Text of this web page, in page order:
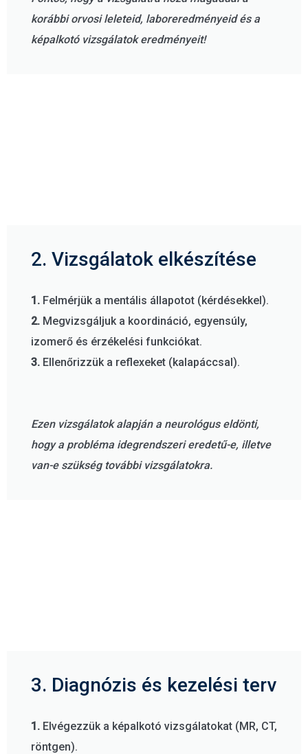
korábbi orvosi leleteid, laboreredményeid és a
képalkotó vizsgálatok eredményeit!
2. Vizsgálatok elkészítése
1. Felmérjük a mentális állapotot (kérdésekkel).
2. Megvizsgáljuk a koordináció, egyensúly,
izomerő és érzékelési funkciókat.
3. Ellenőrizzük a reflexeket (kalapáccsal).
Ezen vizsgálatok alapján a neurológus eldönti,
hogy a probléma idegrendszeri eredetű-e, illetve
van-e szükség további vizsgálatokra.
3. Diagnózis és kezelési terv
1. Elvégezzük a képalkotó vizsgálatokat (MR, CT,
röntgen).